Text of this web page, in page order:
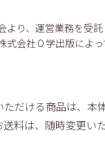
より、運営業務を受
式会社０学出版によ
だける商品は、
料は、随時変更